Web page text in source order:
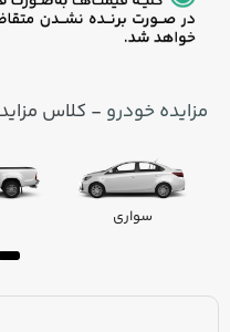
مزایده خودرو - کلاس
سواری